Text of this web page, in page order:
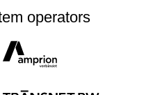
operators